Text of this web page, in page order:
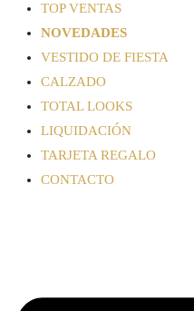
TOP VENTAS
NOVEDADES
VESTIDO DE FIESTA
CALZADO
TOTAL LOOKS
LIQUIDACIÓN
TARJETA REGALO
CONTACTO